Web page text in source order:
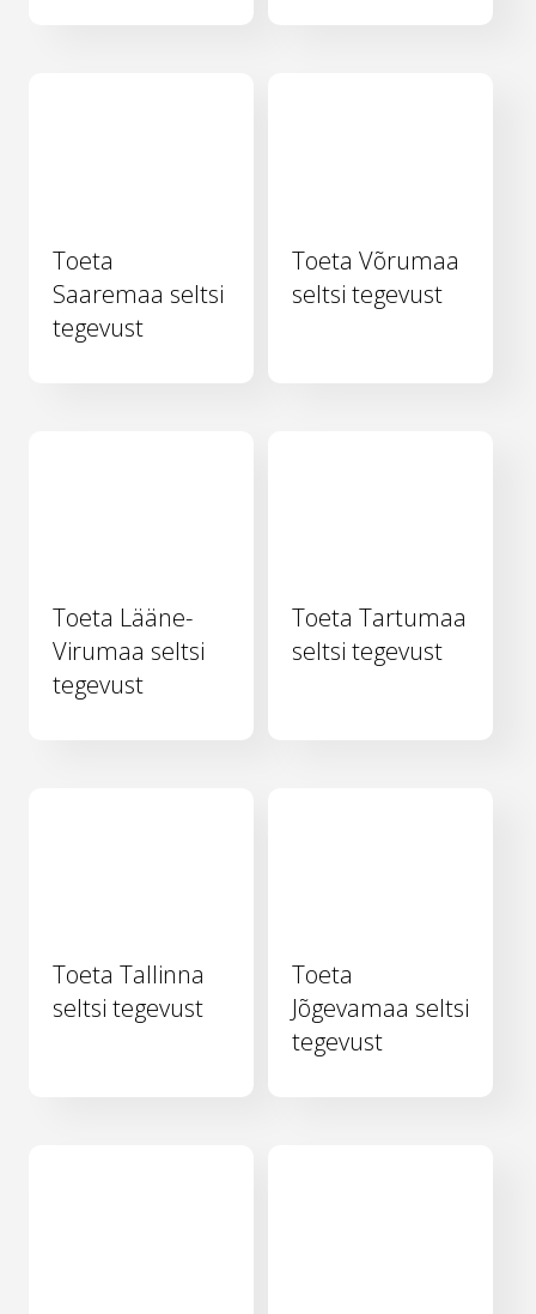
Toeta
Saaremaa seltsi
tegevust
Toeta Võrumaa
seltsi tegevust
Toeta Lääne-
Virumaa seltsi
tegevust
Toeta Tartumaa
seltsi tegevust
Toeta Tallinna
seltsi tegevust
Toeta
Jõgevamaa seltsi
tegevust